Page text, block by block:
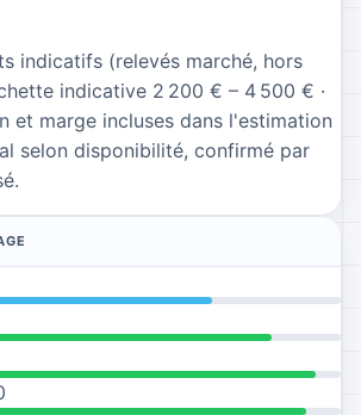
indicatifs (relevés marché, hors
indicative 2 200 € – 4 500 € ·
et marge incluses dans l'estimation
selon disponibilité, confirmé par